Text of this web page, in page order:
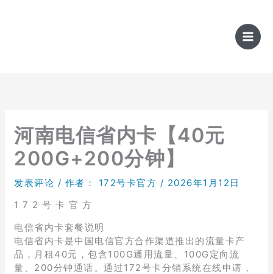
河南电信省内卡【40元
200G+200分钟】
发表评论 / 作者： 172号卡官方 / 2026年1月12日
1 7 2 号 卡 官 方
电信省内卡套餐说明
电信省内卡是中国电信官方合作渠道推出的流量卡产
品，月租40元，包含100G通用流量、100G定向流
量、200分钟通话。通过172号卡分销系统在线申请，